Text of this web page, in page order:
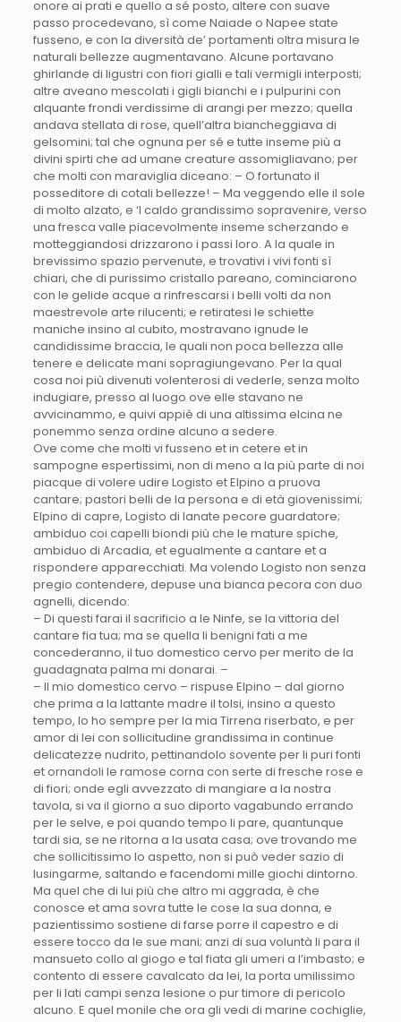
onore ai prati e quello a sé posto, altere con suave
passo procedevano, sì come Naiade o Napee state
fusseno, e con la diversità de’ portamenti oltra misura le
naturali bellezze augmentavano. Alcune portavano
ghirlande di ligustri con fiori gialli e tali vermigli interposti;
altre aveano mescolati i gigli bianchi e i pulpurini con
alquante frondi verdissime di arangi per mezzo; quella
andava stellata di rose, quell’altra biancheggiava di
gelsomini; tal che ognuna per sé e tutte inseme più a
divini spirti che ad umane creature assomigliavano; per
che molti con maraviglia diceano: – O fortunato il
posseditore di cotali bellezze! – Ma veggendo elle il sole
di molto alzato, e ‘l caldo grandissimo sopravenire, verso
una fresca valle piacevolmente inseme scherzando e
motteggiandosi drizzarono i passi loro. A la quale in
brevissimo spazio pervenute, e trovativi i vivi fonti sì
chiari, che di purissimo cristallo pareano, cominciarono
con le gelide acque a rinfrescarsi i belli volti da non
maestrevole arte rilucenti; e retiratesi le schiette
maniche insino al cubito, mostravano ignude le
candidissime braccia, le quali non poca bellezza alle
tenere e delicate mani sopragiungevano. Per la qual
cosa noi più divenuti volenterosi di vederle, senza molto
indugiare, presso al luogo ove elle stavano ne
avvicinammo, e quivi appiè di una altissima elcina ne
ponemmo senza ordine alcuno a sedere.
Ove come che molti vi fusseno et in cetere et in
sampogne espertissimi, non di meno a la più parte di noi
piacque di volere udire Logisto et Elpino a pruova
cantare; pastori belli de la persona e di età giovenissimi;
Elpino di capre, Logisto di lanate pecore guardatore;
ambiduo coi capelli biondi più che le mature spiche,
ambiduo di Arcadia, et egualmente a cantare et a
rispondere apparecchiati. Ma volendo Logisto non senza
pregio contendere, depuse una bianca pecora con duo
agnelli, dicendo:
– Di questi farai il sacrificio a le Ninfe, se la vittoria del
cantare fia tua; ma se quella li benigni fati a me
concederanno, il tuo domestico cervo per merito de la
guadagnata palma mi donarai. –
– Il mio domestico cervo – rispuse Elpino – dal giorno
che prima a la lattante madre il tolsi, insino a questo
tempo, lo ho sempre per la mia Tirrena riserbato, e per
amor di lei con sollicitudine grandissima in continue
delicatezze nudrito, pettinandolo sovente per li puri fonti
et ornandoli le ramose corna con serte di fresche rose e
di fiori; onde egli avvezzato di mangiare a la nostra
tavola, si va il giorno a suo diporto vagabundo errando
per le selve, e poi quando tempo li pare, quantunque
tardi sia, se ne ritorna a la usata casa; ove trovando me
che sollicitissimo lo aspetto, non si può veder sazio di
lusingarme, saltando e facendomi mille giochi dintorno.
Ma quel che di lui più che altro mi aggrada, è che
conosce et ama sovra tutte le cose la sua donna, e
pazientissimo sostiene di farse porre il capestro e di
essere tocco da le sue mani; anzi di sua voluntà li para il
mansueto collo al giogo e tal fiata gli umeri a l’imbasto; e
contento di essere cavalcato da lei, la porta umilissimo
per li lati campi senza lesione o pur timore di pericolo
alcuno. E quel monile che ora gli vedi di marine cochiglie,